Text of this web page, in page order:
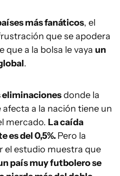
más fanáticos, el
que se apodera
a la bolsa le vaya un
.
eliminacionesdonde la
a la nación tiene un
mercado. La caída
es del 0,5%. Pero la
el estudio muestra que
país muy futbolero se